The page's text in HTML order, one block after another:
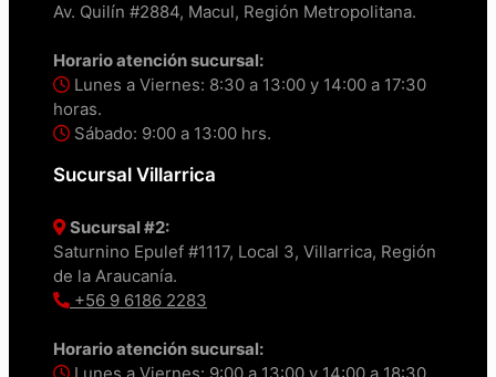
Av. Quilín #2884, Macul, Región Metropolitana.
Horario atención sucursal:
Lunes a Viernes: 8:30 a 13:00 y 14:00 a 17:30
horas.
Sábado: 9:00 a 13:00 hrs.
Sucursal Villarrica
Sucursal #2:
Saturnino Epulef #1117, Local 3, Villarrica, Región
de la Araucanía.
+56 9 6186 2283
Horario atención sucursal: